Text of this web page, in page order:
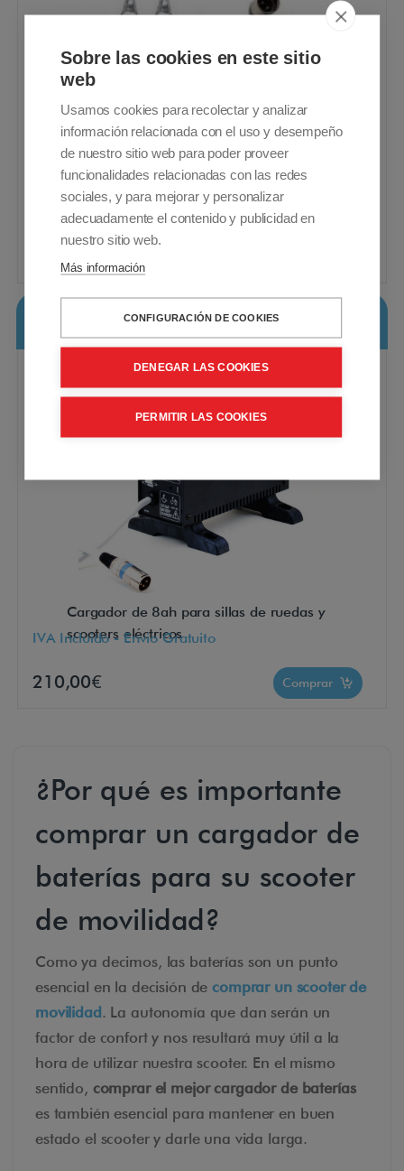
y scooters de movilidad
IVA Incluido - Envío Gratuito
Cargador de baterías MK Powered LS24/8 -
24v 8a
Cargador de 8ah para sillas de ruedas y
scooters eléctricos
IVA Incluido - Envío Gratuito
210,00€ Comprar
¿Por qué es importante
comprar un cargador de
baterías para su scooter
de movilidad?
Como ya decimos, las baterías son un punto
esencial en la decisión de comprar un scooter de
movilidad. La autonomía que dan serán un
factor de confort y nos resultará muy útil a la
hora de utilizar nuestra scooter. En el mismo
sentido, comprar el mejor cargador de baterías
es también esencial para mantener en buen
estado el scooter y darle una vida larga.
Sobre las cookies en este sitio
web
Usamos cookies para recolectar y analizar
información relacionada con el uso y desempeño
de nuestro sitio web para poder proveer
funcionalidades relacionadas con las redes
sociales, y para mejorar y personalizar
adecuadamente el contenido y publicidad en
nuestro sitio web.
Más información
CONFIGURACIÓN DE COOKIES
DENEGAR LAS COOKIES
PERMITIR LAS COOKIES